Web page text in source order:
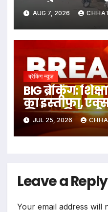
AUG 7, 2026
ब्रेकिंग न्यूज़
BIG ब्रेकिंग:
का इस्तीफा, एक्स
लिखा पढ़िये
JUL 25, 2026
Leave a Reply
Your email address will